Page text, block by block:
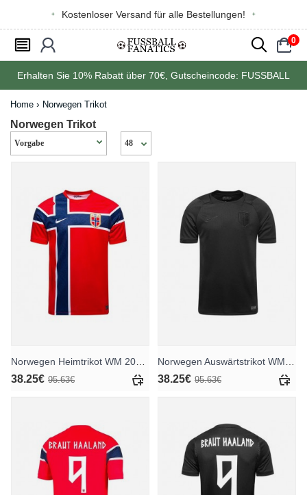
Kostenloser Versand für alle Bestellungen!
󰂩 󰃳 󰂨 0
󰃠
Erhalten Sie 10% Rabatt über 70€ , Gutscheincode: FUSSBALL
Home Norwegen Trikot
Norwegen Trikot
38.25€ 95.63€ 38.25€ 95.63€